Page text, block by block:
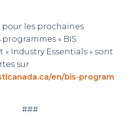
pour les prochaines
« BIS
« Industry Essentials » sont
sur
en/bis-program
###